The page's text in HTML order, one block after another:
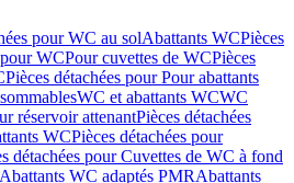
pour WC au solAbattants WCPièces
WCPour cuvettes de WCPièces
Pièces détachées pour Pour abattants
WC et abattants WCWC
réservoir attenantPièces détachées
WCPièces détachées pour
détachées pour Cuvettes de WC à fond
WC adaptés PMRAbattants